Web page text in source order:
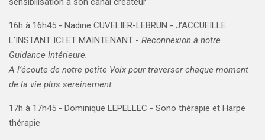
16h à 16h45 - Nadine CUVELIER-LEBRUN - J’ACCUEILLE
L’INSTANT ICI ET MAINTENANT - Reconnexion à notre
Guidance Intérieure.
A l’écoute de notre petite Voix pour traverser chaque moment
de la vie plus sereinement.
17h à 17h45 - Dominique LEPELLEC - Sono thérapie et Harpe
thérapie